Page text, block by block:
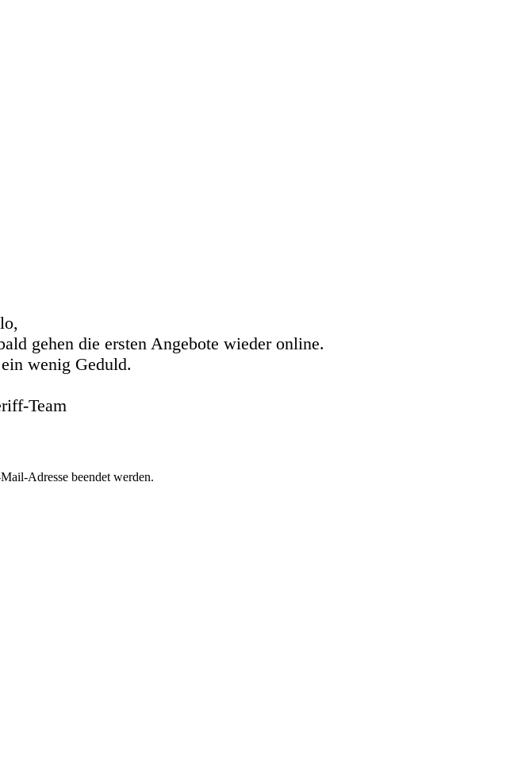
gehen die ersten Angebote wieder online.
wenig Geduld.
Team
Adresse beendet werden.